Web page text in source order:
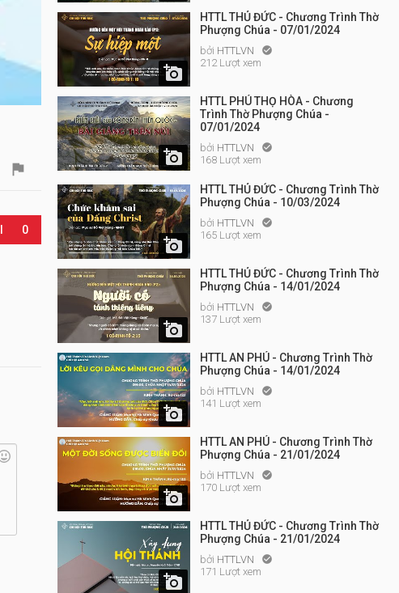

HTTL THỦ ĐỨC - Chương Trình Thờ
Phượng Chúa - 07/01/2024
bởi HTTLVN 
212 Lượt xem

HTTL PHÚ THỌ HÒA - Chương
Trình Thờ Phượng Chúa -
07/01/2024
bởi HTTLVN 
168 Lượt xem

HTTL THỦ ĐỨC - Chương Trình Thờ
Phượng Chúa - 10/03/2024
bởi HTTLVN 
165 Lượt xem

HTTL THỦ ĐỨC - Chương Trình Thờ
Phượng Chúa - 14/01/2024
bởi HTTLVN 
137 Lượt xem

HTTL AN PHÚ - Chương Trình Thờ
Phượng Chúa - 14/01/2024
bởi HTTLVN 
141 Lượt xem

HTTL AN PHÚ - Chương Trình Thờ
Phượng Chúa - 21/01/2024
bởi HTTLVN 
170 Lượt xem

HTTL THỦ ĐỨC - Chương Trình Thờ
Phượng Chúa - 21/01/2024
bởi HTTLVN 
171 Lượt xem

0